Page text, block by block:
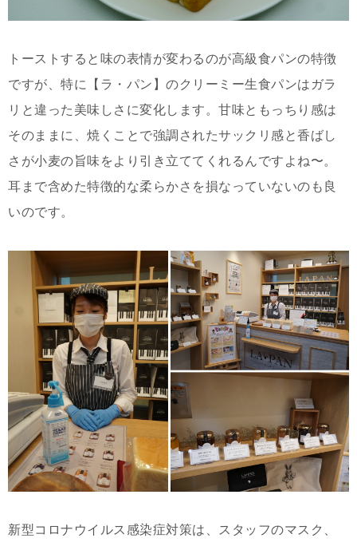
トーストすると味の表情が変わるのが高級食パンの特徴
ですが、特に【ラ・パン】のクリーミー生食パンはガラ
リと違った美味しさに変化します。甘味ともっちり感は
そのままに、焼くことで強調されたサックリ感と香ばし
さが小麦の旨味をより引き立ててくれるんですよね〜。
耳まで含めた特徴的な柔らかさを損なっていないのも良
いのです。
新型コロナウイルス感染症対策は、スタッフのマスク、